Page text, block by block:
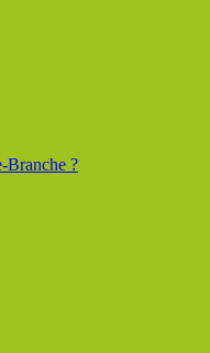
Branche ?